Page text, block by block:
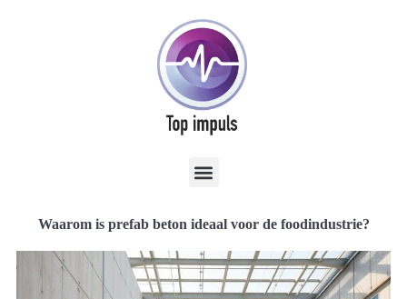
Waarom is prefab beton ideaal voor de foodindustrie?